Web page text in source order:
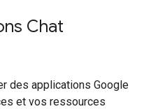
Chat
des applications Google
et vos ressources